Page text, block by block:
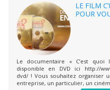
LE FILM
POUR
Le documentaire « C’est
disponible en DVD ici http://
dvd/ ! Vous souhaitez organiser
entreprise, un particulier, un